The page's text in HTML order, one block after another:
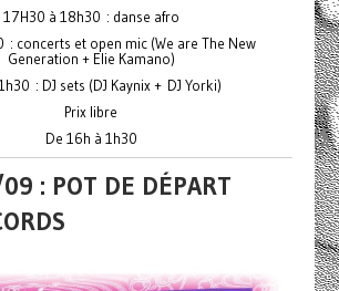
17H30 à 18h30 : danse afro
: concerts et open mic (We are The New
Generation + Elie Kamano)
: DJ sets (DJ Kaynix + DJ Yorki)
Prix libre
De 16h à 1h30
: POT DE DÉPART